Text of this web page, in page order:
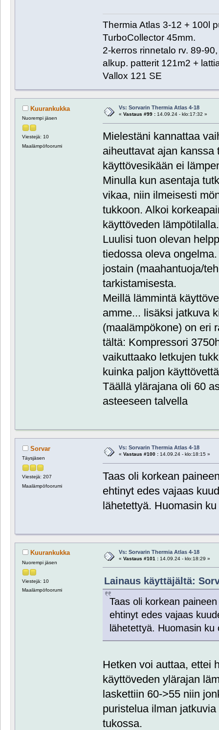
Thermia Atlas 3-12 + 100l
TurboCollector 45mm.
2-kerros rinnetalo rv. 89-
alkup. patterit 121m2 +
Vallox 121 SE
Kuurankukka
Nuorempi jäsen
Viestejä: 10
Maalämpöfoorumi
Vs: Sorvarin Thermia Atlas 4-18
« Vastaus #99 :14.09.24 - klo:17:32 »
Mielestäni kannattaa
aiheuttavat ajan
käyttövesikään ei
Minulla kun asentaja
vikaa, niin ilmeisesti
tukkoon. Alkoi
käyttöveden lämpötilalla.
Luulisi tuon olevan
tiedossa oleva
jostain (maahantuoja/
tarkistamisesta.
Meillä lämmintä
amme... lisäksi jatkuva
(maalämpökone) on eri
tältä: Kompressori
vaikuttaako letkujen
kuinka paljon
Täällä ylärajana oli 60
asteeseen talvella
Sorvar
Täysjäsen
Viestejä: 207
Maalämpöfoorumi
Vs: Sorvarin Thermia Atlas 4-18
« Vastaus #100 :14.09.24 - klo:18:15 »
Taas oli korkean
ehtinyt edes vajaas
lähetettyä. Huomasin
Kuurankukka
Nuorempi jäsen
Viestejä: 10
Maalämpöfoorumi
Vs: Sorvarin Thermia Atlas 4-18
« Vastaus #101 :14.09.24 - klo:18:29 »
Lainaus käyttäjältä:
Taas oli korkean
ehtinyt edes vajaas
lähetettyä. Huomasin ku
Hetken voi auttaa, ettei
käyttöveden ylärajan
laskettiin 60->55 niin
puristelua ilman
tukossa.